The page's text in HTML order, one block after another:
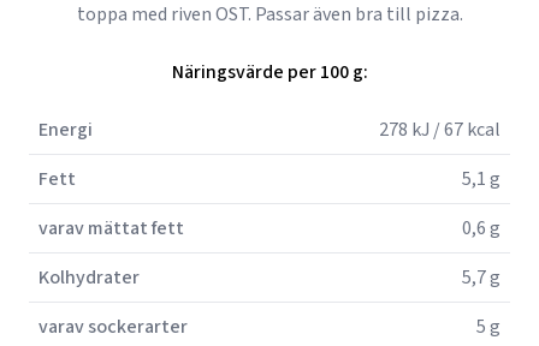
toppa med riven OST. Passar även bra till pizza.
Näringsvärde per 100 g:
Energi
278 kJ / 67 kcal
Fett
5,1 g
varav mättat fett
0,6 g
Kolhydrater
5,7 g
varav sockerarter
5 g